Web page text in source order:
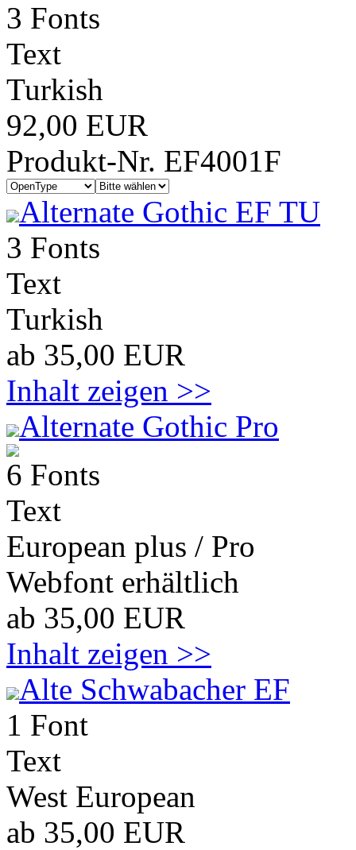
3 Fonts
Text
Turkish
92,00 EUR
Produkt-Nr. EF4001F
Alternate Gothic EF TU
3 Fonts
Text
Turkish
ab 35,00 EUR
Inhalt zeigen >>
Alternate Gothic Pro
6 Fonts
Text
European plus / Pro
Webfont erhältlich
ab 35,00 EUR
Inhalt zeigen >>
Alte Schwabacher EF
1 Font
Text
West European
ab 35,00 EUR